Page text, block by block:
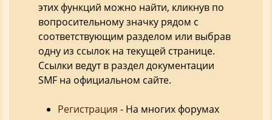
этих функций можно найти, кликнув по
вопросительному значку рядом с
соответствующим разделом или выбрав
одну из ссылок на текущей странице.
Ссылки ведут в раздел документации
SMF на официальном сайте.
Регистрация - На многих форумах